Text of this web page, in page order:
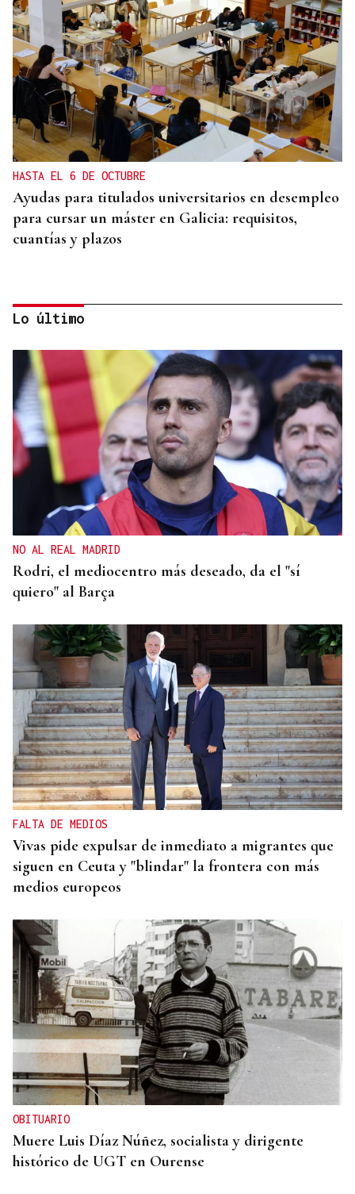
HASTA EL 6 DE OCTUBRE
Ayudas para titulados universitarios en desempleo
para cursar un máster en Galicia: requisitos,
cuantías y plazos
CUENTA CON ANTECEDENTES
Despliegue policial en Redondela por un hombre
atrincherado en su vivienda
Lo último
NO AL REAL MADRID
Rodri, el mediocentro más deseado, da el "sí
quiero" al Barça
FALTA DE MEDIOS
Vivas pide expulsar de inmediato a migrantes que
siguen en Ceuta y "blindar" la frontera con más
medios europeos
OBITUARIO
Muere Luis Díaz Núñez, socialista y dirigente
histórico de UGT en Ourense